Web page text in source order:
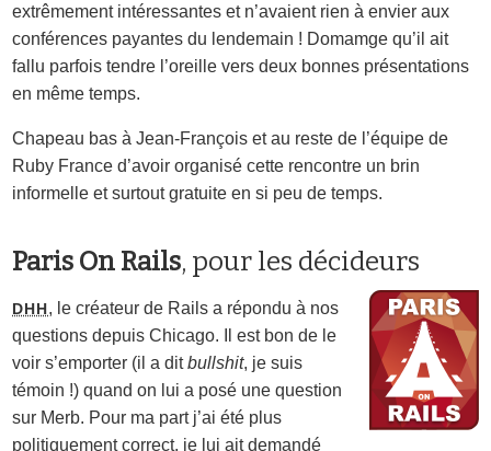
extrêmement intéressantes et n’avaient rien à envier aux
conférences payantes du lendemain ! Domamge qu’il ait
fallu parfois tendre l’oreille vers deux bonnes présentations
en même temps.
Chapeau bas à Jean-François et au reste de l’équipe de
Ruby France d’avoir organisé cette rencontre un brin
informelle et surtout gratuite en si peu de temps.
Paris On Rails, pour les décideurs
DHH, le créateur de Rails a répondu à nos
questions depuis Chicago. Il est bon de le
voir s’emporter (il a ditbullshit, je suis
témoin !) quand on lui a posé une question
sur Merb. Pour ma part j’ai été plus
politiquement correct, je lui ait demandé